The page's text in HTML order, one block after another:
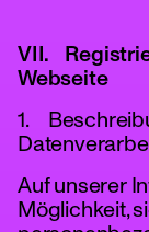
VII.
Webseite
1.
Auf unserer
Möglichkeit,